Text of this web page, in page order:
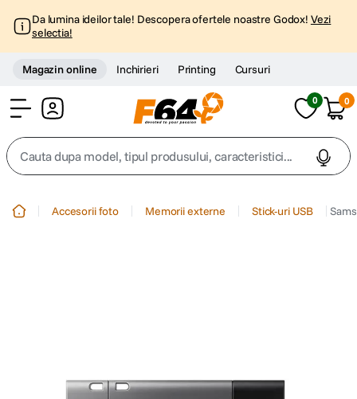
Da lumina ideilor tale! Descopera ofertele noastre Godox! Vezi
selectia!
Magazin online Inchirieri Printing Cursuri
0 0
Cauta dupa model, tipul produsului, caracteristici...
canon sx740 hs
Accesorii foto Memorii externe Stick-uri USB